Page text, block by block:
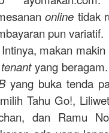
online tidak
pun variatif.
Intinya, makan
yang
yang buka tenda
Tahu Go!,
dan Ramu